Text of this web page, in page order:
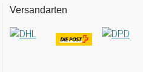
Versandarten